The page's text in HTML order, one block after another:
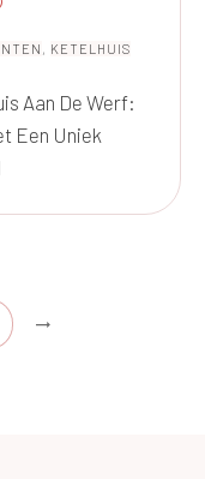
, KETELHUIS
Aan De Werf:
Een Uniek